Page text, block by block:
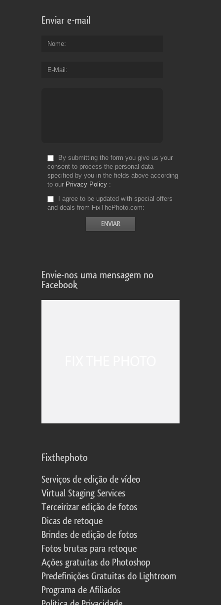
Enviar e-mail
Nome
E-Mail
By submitting the form you give us your
consent to process the personal data
specified by you in the fields above according
to our Privacy Policy
I agree to be updated with special offers
and deals from FixThePhoto.com
Envie-nos uma mensagem no
Facebook
Fixthephoto
Serviços de edição de vídeo
Virtual Staging Services
Terceirizar edição de fotos
Dicas de retoque
Brindes de edição de fotos
Fotos brutas para retoque
Ações gratuitas do Photoshop
Predefinições Gratuitas do Lightroom
Programa de Afiliados